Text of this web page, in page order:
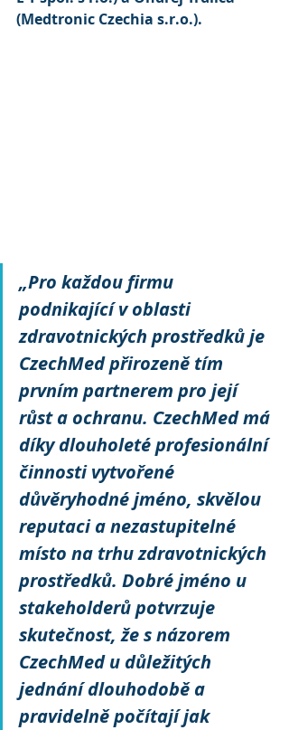
(Medtronic Czechia s.r.o.).
„Pro každou firmu
podnikající v oblasti
zdravotnických prostředků je
CzechMed přirozeně tím
prvním partnerem pro její
růst a ochranu. CzechMed má
díky dlouholeté profesionální
činnosti vytvořené
důvěryhodné jméno, skvělou
reputaci a nezastupitelné
místo na trhu zdravotnických
prostředků. Dobré jméno u
stakeholderů potvrzuje
skutečnost, že s názorem
CzechMed u důležitých
jednání dlouhodobě a
pravidelně počítají jak